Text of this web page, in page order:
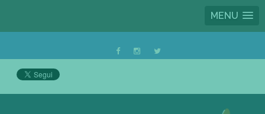
MENU